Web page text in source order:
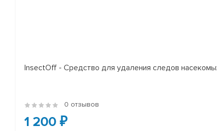
InsectOff - Средство для удаления следов
0 отзывов
1 200 ₽